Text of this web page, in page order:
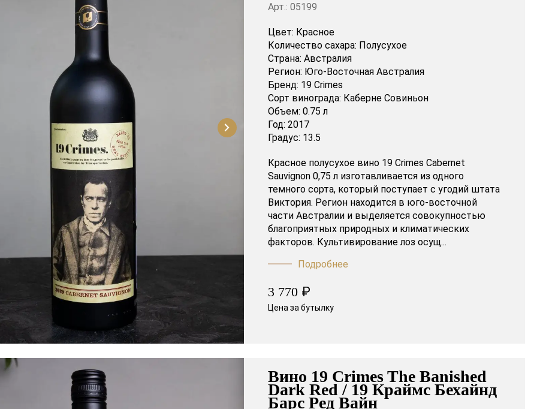
Арт.: 05199
Цвет: Красное
Количество сахара: Полусухое
Страна: Австралия
Регион: Юго-Восточная Австралия
Бренд: 19 Crimes
Сорт винограда: Каберне Совиньон
Объем: 0.75 л
Год: 2017
Градус: 13.5
Красное полусухое вино 19 Crimes Cabernet
Sauvignon 0,75 л изготавливается из одного
темного сорта, который поступает с угодий штата
Виктория. Регион находится в юго-восточной
части Австралии и выделяется совокупностью
благоприятных природных и климатических
факторов. Культивирование лоз осущ...
Подробнее
3 770 ₽
Цена за бутылку
Вино 19 Crimes The Banished
Dark Red / 19 Краймс Бехайнд
Барс Ред Вайн